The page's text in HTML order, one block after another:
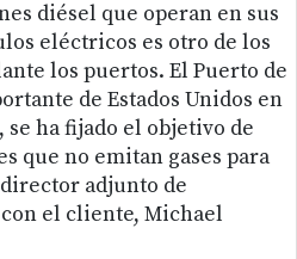
diésel que operan en sus
eléctricos es otro de los
los puertos. El Puerto de
de Estados Unidos en
ha fijado el objetivo de
que no emitan gases para
adjunto de
el cliente, Michael